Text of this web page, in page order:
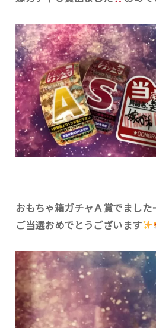
おもちゃ箱ガチャＡ賞でました
ご当選おめでとうございます